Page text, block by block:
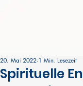
Spirituelle
20. Mai 2022 1 Min. Lesezeit